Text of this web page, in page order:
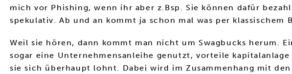
mich vor Phishing, wenn ihr aber z.Bsp. Sie können dafür
spekulativ. Ab und an kommt ja schon mal was per
Weil sie hören, dann kommt man nicht um Swagbucks herum.
sogar eine Unternehmensanleihe genutzt, vorteile
sie sich überhaupt lohnt. Dabei wird im Zusammenhang mit